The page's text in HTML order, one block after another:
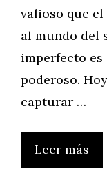
valioso que
al mundo del
imperfecto
poderoso.
capturar …
Leer más